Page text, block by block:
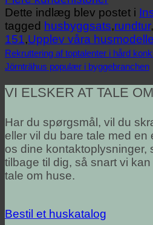
Dette indlæg blev postet i
tagged husbyggsats,rundtur,
151,Upplev våra
Rekruttering af toptalenter i hård
Jörnträhus populær i byggebranchen
VI ELSKER AT TALE
Har du spørgsmål, vil du
eller vil du bare tale med en
os dine kontaktoplysninger,
tilbage til dig, så snart vi
tale om huse.
Bestil et huskatalog